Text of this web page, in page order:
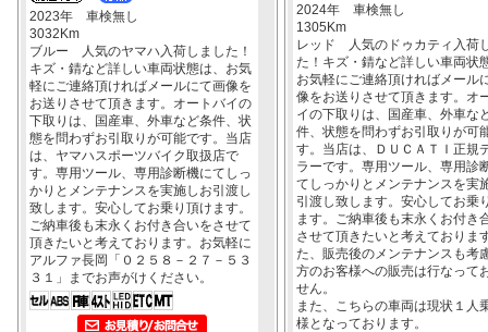
2023年 車検無し
3032Km
ブルー 人気のヤマハ入荷しました！
キズ・錆など詳しい車両状態は、お気
軽にご連絡頂ければメールにて画像を
お送りさせて頂きます。オートバイの
下取りは、国産車、外車など条件、状
態を問わずお引取りが可能です。当店
は、ヤマハスポーツバイク取扱店で
す。専用ツール、専用診断機にてしっ
かりとメンテナンスを実施しお引渡し
致します。安心してお乗り頂けます。
ご納車後も末永くお付き合いをさせて
頂きたいと考えております。お気軽に
アルファ長岡「０２５８－２７－５３
３１」までお声がけください。
2024年 車検無し
1305Km
レッド 人気のドゥカティ入荷
た！キズ・錆など詳しい車両状
お気軽にご連絡頂ければメール
像をお送りさせて頂きます。オ
イの下取りは、国産車、外車な
件、状態を問わずお引取りが可
す。当店は、ＤＵＣＡＴＩ正規
ラーです。専用ツール、専用診
てしっかりとメンテナンスを実
引渡し致します。安心してお乗
ます。ご納車後も末永くお付き
させて頂きたいと考えておりま
た、販売後のメンテナンスも考
方のお客様への販売は行なって
せん。
また、こちらの車両は現状１人
様となっております。